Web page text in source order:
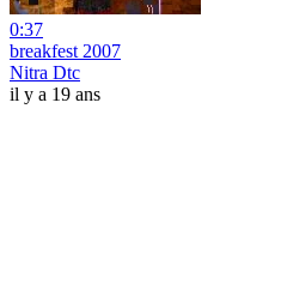
0:37
breakfest 2007
Nitra Dtc
il y a 19 ans